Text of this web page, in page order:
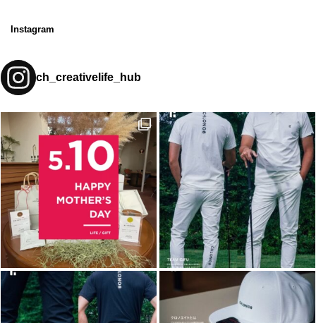
Instagram
ch_creativelife_hub